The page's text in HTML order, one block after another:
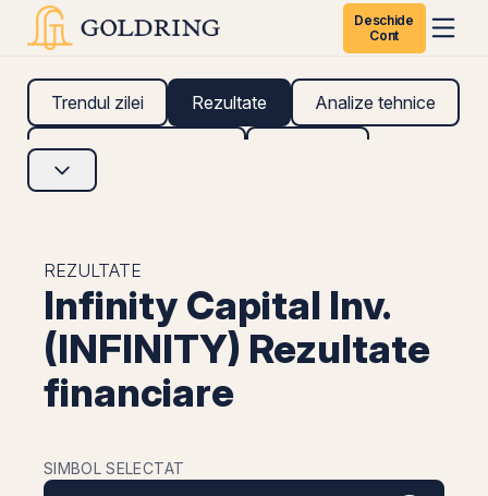
Deschide
Cont
Trendul zilei Rezultate Analize tehnice
Analize fundamentale
REZULTATE
Infinity Capital Inv.
(INFINITY) Rezultate
financiare
SIMBOL SELECTAT